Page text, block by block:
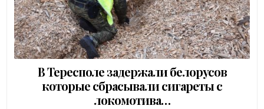
В Тересполе задержали белорусов
которые сбрасывали сигареты с
локомотива…